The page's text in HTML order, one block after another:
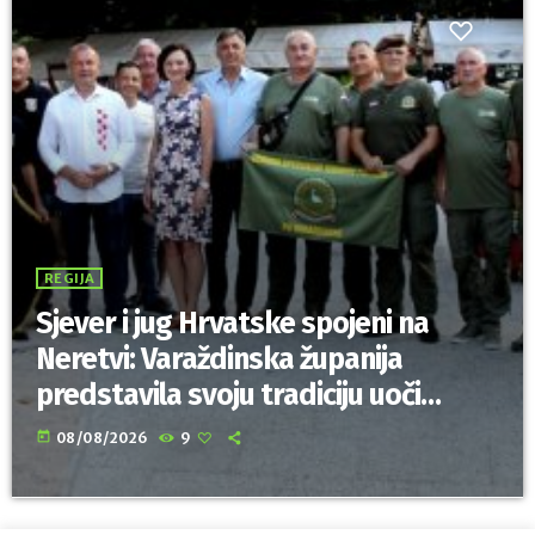
REGIJA
Sjever i jug Hrvatske spojeni na
Neretvi: Varaždinska županija
predstavila svoju tradiciju uoči
Maratona lađa
today 08/08/2026 9